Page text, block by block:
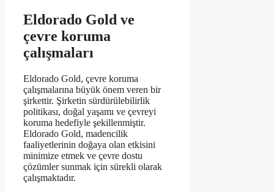
Eldorado Gold ve
çevre koruma
çalışmaları
Eldorado Gold, çevre koruma
çalışmalarına büyük önem veren bir
şirkettir. Şirketin sürdürülebilirlik
politikası, doğal yaşamı ve çevreyi
koruma hedefiyle şekillenmiştir.
Eldorado Gold, madencilik
faaliyetlerinin doğaya olan etkisini
minimize etmek ve çevre dostu
çözümler sunmak için sürekli olarak
çalışmaktadır.